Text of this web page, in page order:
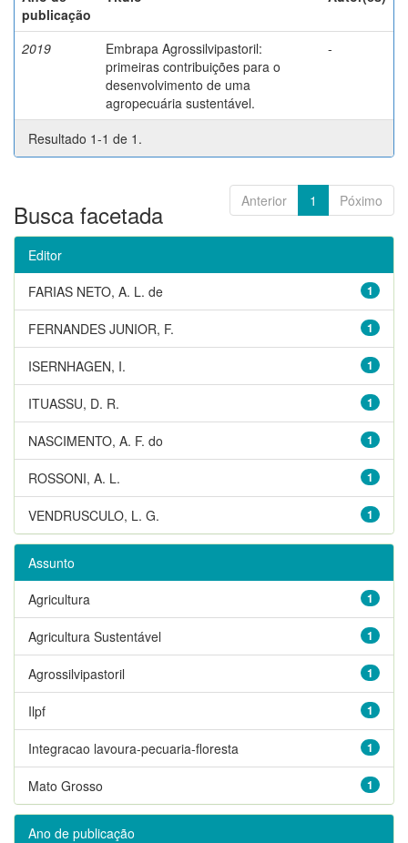
publicação
2019
Embrapa Agrossilvipastoril:
primeiras contribuições para o
desenvolvimento de uma
agropecuária sustentável.
-
Resultado 1-1 de 1.
Anterior 1 Póximo
Busca facetada
Editor
1
FARIAS NETO, A. L. de
1
FERNANDES JUNIOR, F.
1
ISERNHAGEN, I.
1
ITUASSU, D. R.
1
NASCIMENTO, A. F. do
1
ROSSONI, A. L.
1
VENDRUSCULO, L. G.
Assunto
1
Agricultura
1
Agricultura Sustentável
1
Agrossilvipastoril
1
Ilpf
1
Integracao lavoura-pecuaria-floresta
1
Mato Grosso
Ano de publicação